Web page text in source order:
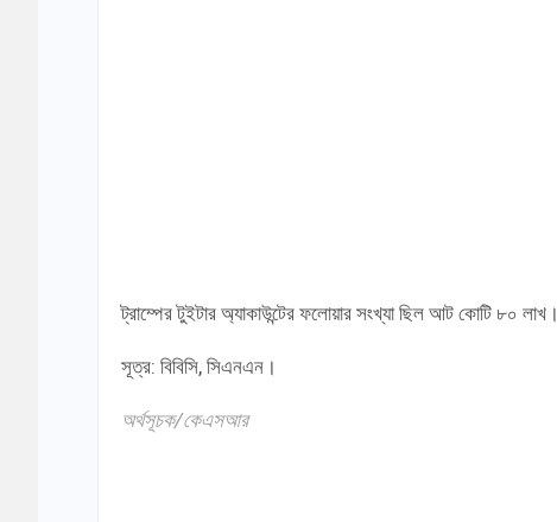
ট্রাম্পের টুইটার অ্যাকাউন্টের ফলোয়ার সংখ্যা ছিল আট কোটি ৮০ লাখ।
সূত্র: বিবিসি, সিএনএন।
অর্থসূচক/কেএসআর